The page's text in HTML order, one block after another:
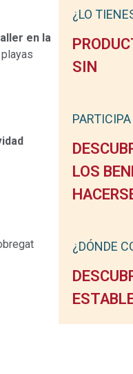
en la
¿LO
SIN
PARTICIPA
LOS
¿DÓNDE